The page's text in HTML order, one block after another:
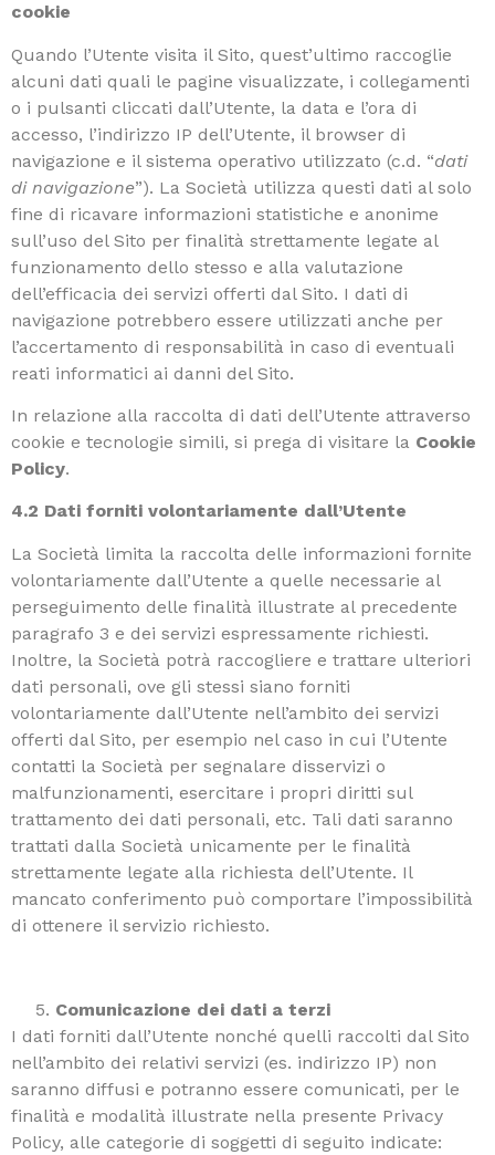
cookie
Quando l’Utente visita il Sito, quest’ultimo raccoglie
alcuni dati quali le pagine visualizzate, i collegamenti
o i pulsanti cliccati dall’Utente, la data e l’ora di
accesso, l’indirizzo IP dell’Utente, il browser di
navigazione e il sistema operativo utilizzato (c.d. “dati
di navigazione”). La Società utilizza questi dati al solo
fine di ricavare informazioni statistiche e anonime
sull’uso del Sito per finalità strettamente legate al
funzionamento dello stesso e alla valutazione
dell’efficacia dei servizi offerti dal Sito. I dati di
navigazione potrebbero essere utilizzati anche per
l’accertamento di responsabilità in caso di eventuali
reati informatici ai danni del Sito.
In relazione alla raccolta di dati dell’Utente attraverso
cookie e tecnologie simili, si prega di visitare la Cookie
Policy.
4.2 Dati forniti volontariamente dall’Utente
La Società limita la raccolta delle informazioni fornite
volontariamente dall’Utente a quelle necessarie al
perseguimento delle finalità illustrate al precedente
paragrafo 3 e dei servizi espressamente richiesti.
Inoltre, la Società potrà raccogliere e trattare ulteriori
dati personali, ove gli stessi siano forniti
volontariamente dall’Utente nell’ambito dei servizi
offerti dal Sito, per esempio nel caso in cui l’Utente
contatti la Società per segnalare disservizi o
malfunzionamenti, esercitare i propri diritti sul
trattamento dei dati personali, etc. Tali dati saranno
trattati dalla Società unicamente per le finalità
strettamente legate alla richiesta dell’Utente. Il
mancato conferimento può comportare l’impossibilità
di ottenere il servizio richiesto.
Comunicazione dei dati a terzi
I dati forniti dall’Utente nonché quelli raccolti dal Sito
nell’ambito dei relativi servizi (es. indirizzo IP) non
saranno diffusi e potranno essere comunicati, per le
finalità e modalità illustrate nella presente Privacy
Policy, alle categorie di soggetti di seguito indicate: